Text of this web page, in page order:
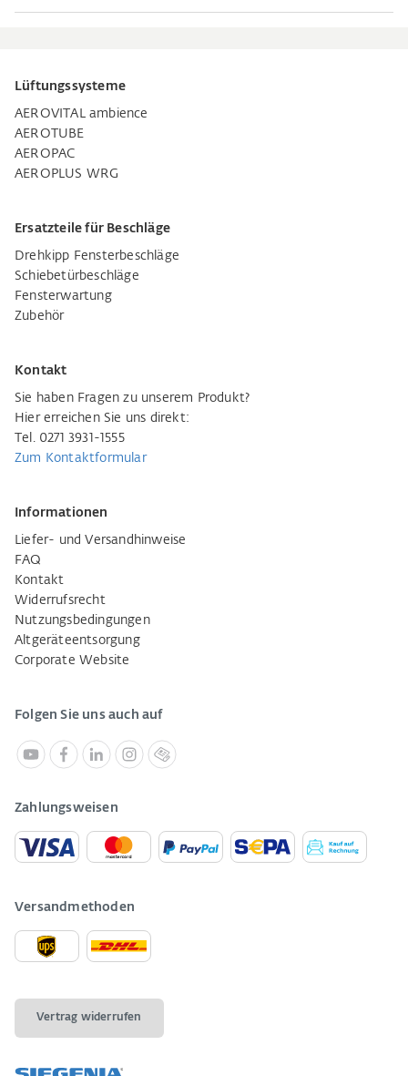
Lüftungssysteme
AEROVITAL ambience
AEROTUBE
AEROPAC
AEROPLUS WRG
Ersatzteile für Beschläge
Drehkipp Fensterbeschläge
Schiebetürbeschläge
Fensterwartung
Zubehör
Kontakt
Sie haben Fragen zu unserem Produkt?
Hier erreichen Sie uns direkt:
Tel. 0271 3931-1555
Zum Kontaktformular
Informationen
Liefer- und Versandhinweise
FAQ
Kontakt
Widerrufsrecht
Nutzungsbedingungen
Altgeräteentsorgung
Corporate Website
Folgen Sie uns auch auf
Zahlungsweisen
Versandmethoden
Vertrag widerrufen